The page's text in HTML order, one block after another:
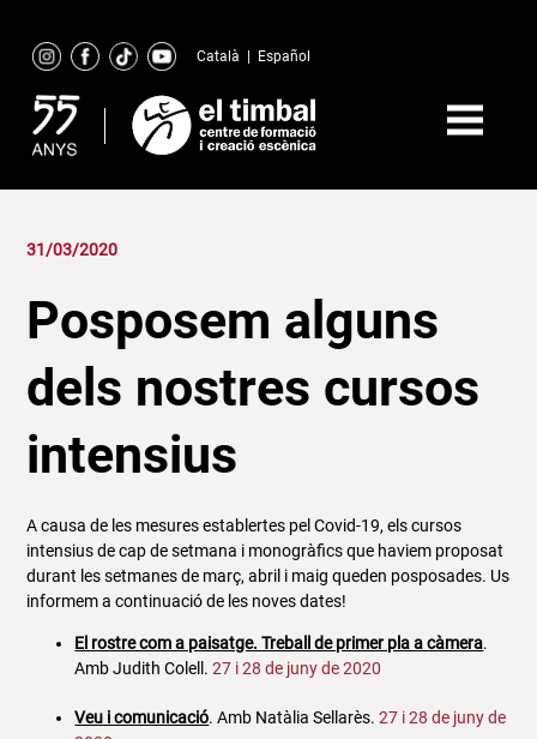
content
Català Español
31/03/2020
Posposem alguns
dels nostres cursos
intensius
A causa de les mesures establertes pel Covid-19, els cursos
intensius de cap de setmana i monogràfics que haviem proposat
durant les setmanes de març, abril i maig queden posposades. Us
informem a continuació de les noves dates!
El rostre com a paisatge. Treball de primer pla a càmera.
Amb Judith Colell.27 i 28 de juny de 2020
Veu i comunicació. Amb Natàlia Sellarès.27 i 28 de juny de